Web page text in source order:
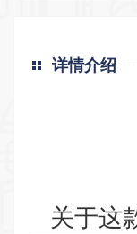
详情介绍
关于这